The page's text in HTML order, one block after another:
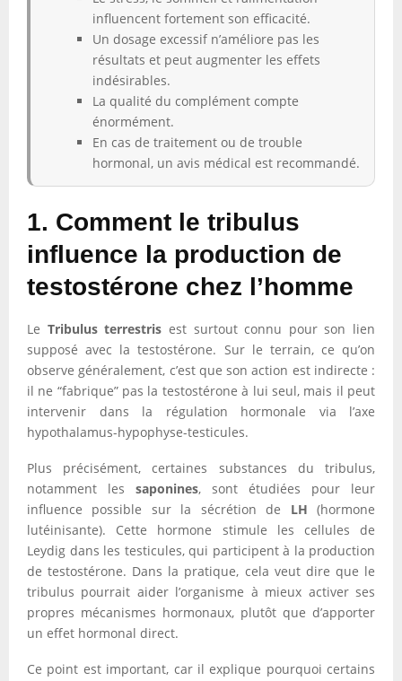
influencent fortement son efficacité.
Un dosage excessif n’améliore pas les
résultats et peut augmenter les effets
indésirables.
La qualité du complément compte
énormément.
En cas de traitement ou de trouble
hormonal, un avis médical est recommandé.
1. Comment le tribulus
influence la production de
testostérone chez l’homme
Le Tribulus terrestris est surtout connu pour son lien
supposé avec la testostérone. Sur le terrain, ce qu’on
observe généralement, c’est que son action est indirecte :
il ne “fabrique” pas la testostérone à lui seul, mais il peut
intervenir dans la régulation hormonale via l’axe
hypothalamus-hypophyse-testicules.
Plus précisément, certaines substances du tribulus,
notamment les saponines, sont étudiées pour leur
influence possible sur la sécrétion de LH (hormone
lutéinisante). Cette hormone stimule les cellules de
Leydig dans les testicules, qui participent à la production
de testostérone. Dans la pratique, cela veut dire que le
tribulus pourrait aider l’organisme à mieux activer ses
propres mécanismes hormonaux, plutôt que d’apporter
un effet hormonal direct.
Ce point est important, car il explique pourquoi certains